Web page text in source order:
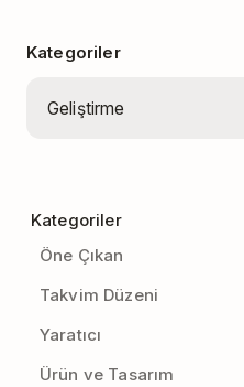
Kategoriler
Kategoriler
Öne Çıkan
Takvim Düzeni
Yaratıcı
Ürün ve Tasarım